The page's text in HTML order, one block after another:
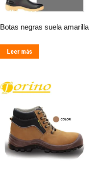
Botas negras suela amarilla
Leer más